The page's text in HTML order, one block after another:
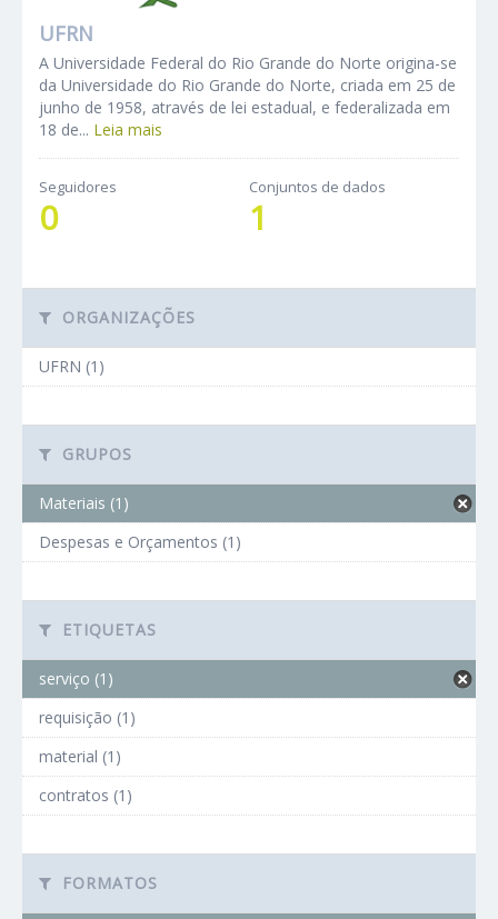
UFRN
A Universidade Federal do Rio Grande do Norte origina-se
da Universidade do Rio Grande do Norte, criada em 25 de
junho de 1958, através de lei estadual, e federalizada em
18 de... Leia mais
Seguidores
0
Conjuntos de dados
1
ORGANIZAÇÕES
UFRN (1)
GRUPOS
Materiais (1)
Despesas e Orçamentos (1)
ETIQUETAS
serviço (1)
requisição (1)
material (1)
contratos (1)
FORMATOS